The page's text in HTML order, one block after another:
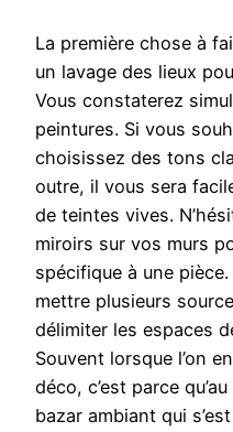
La première chose à
un lavage des lieux
Vous constaterez
peintures. Si vous
choisissez des tons
outre, il vous sera
de teintes vives.
miroirs sur vos murs
spécifique à une
mettre plusieurs
délimiter les espaces
Souvent lorsque l’on
déco, c’est parce
bazar ambiant qui